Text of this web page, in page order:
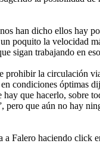
han dicho ellos hay
poquito la velocidad
sigan trabajando en
prohibir la circulación
condiciones óptimas
hay que hacerlo, sobre
pero que aún no hay
a Falero haciendo click